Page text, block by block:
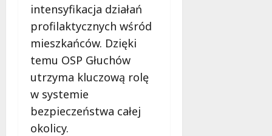
intensyfikacja działań
profilaktycznych wśród
mieszkańców. Dzięki
temu OSP Głuchów
utrzyma kluczową rolę
w systemie
bezpieczeństwa całej
okolicy.